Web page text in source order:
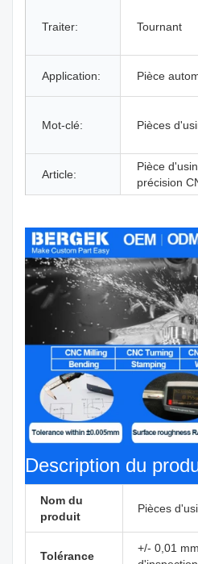
Traiter: Tournant
Application: Pièce
Mot-clé: Pièces
Article:
Pièce
précision
Description du
Nom du
produit
Pièces
Tolérance
+/- 0,01